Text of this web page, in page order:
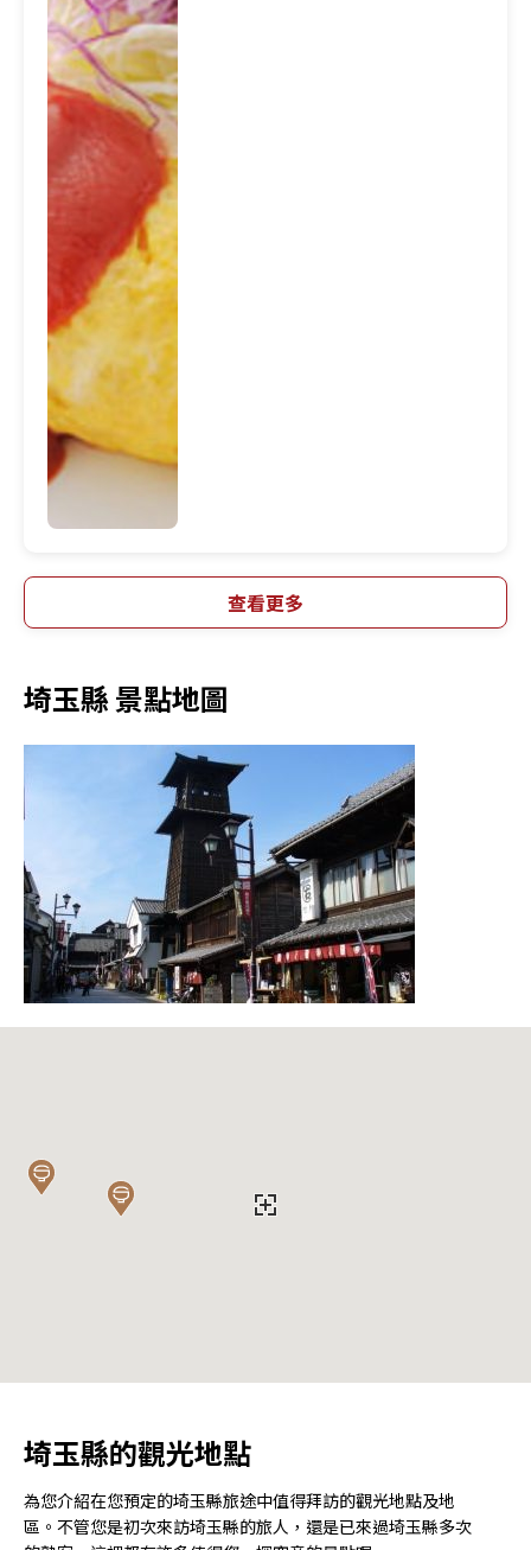
查看更多
埼玉縣 景點地圖
埼玉縣的觀光地點
為您介紹在您預定的埼玉縣旅途中值得拜訪的觀光地點及地
區。不管您是初次來訪埼玉縣的旅人，還是已來過埼玉縣多次